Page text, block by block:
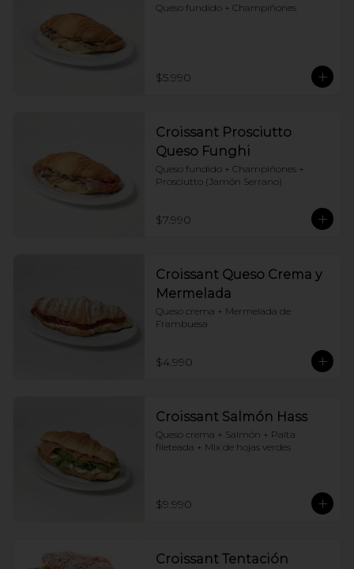
Queso fundido + Champiñones
$5.990
Croissant Prosciutto
Queso Funghi
Queso fundido + Champiñones +
Prosciutto (Jamón Serrano)
$7.990
Croissant Queso Crema y
Mermelada
Queso crema + Mermelada de
Frambuesa
$4.990
Croissant Salmón Hass
Queso crema + Salmón + Palta
fileteada + Mix de hojas verdes
$9.990
Croissant Tentación